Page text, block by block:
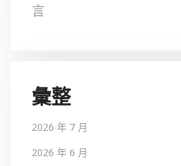
言
彙整
2026 年 7 月
2026 年 6 月